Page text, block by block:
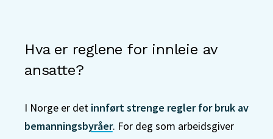
Hva er reglene for innleie av
ansatte?
I Norge er det innført strenge regler for bruk av
bemanningsbyråer. For deg som arbeidsgiver